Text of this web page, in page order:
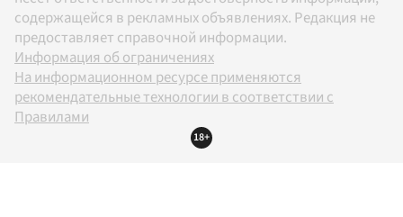
содержащейся в рекламных объявлениях. Редакция не
предоставляет справочной информации.
Информация об ограничениях
На информационном ресурсе применяются
рекомендательные технологии в соответствии с
Правилами
18+